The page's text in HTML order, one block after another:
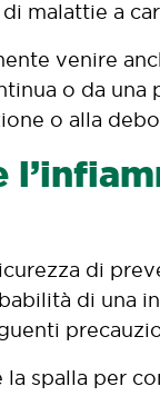
malattie a
venire
o da
o alla
di
di una
spalla per